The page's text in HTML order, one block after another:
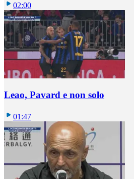
02:00
Leao, Pavard e non solo
01:47